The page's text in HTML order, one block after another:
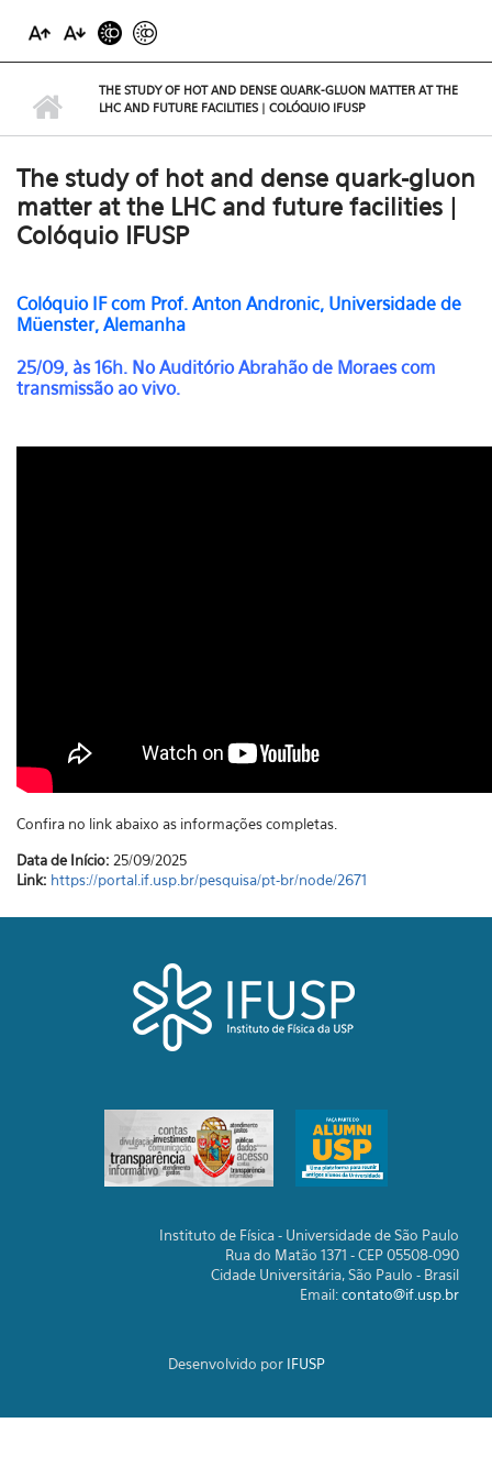
THE STUDY OF HOT AND DENSE QUARK-GLUON MATTER AT THE
LHC AND FUTURE FACILITIES | COLÓQUIO IFUSP
The study of hot and dense quark-gluon
matter at the LHC and future facilities |
Colóquio IFUSP
Colóquio IF com Prof. Anton Andronic, Universidade de
Müenster, Alemanha
25/09, às 16h. No Auditório Abrahão de Moraes com
transmissão ao vivo.
Confira no link abaixo as informações completas.
Data de Início: 25/09/2025
Link: https://portal.if.usp.br/pesquisa/pt-br/node/2671
Instituto de Física - Universidade de São Paulo
Rua do Matão 1371 - CEP 05508-090
Cidade Universitária, São Paulo - Brasil
Email:contato@if.usp.br
Desenvolvido por IFUSP